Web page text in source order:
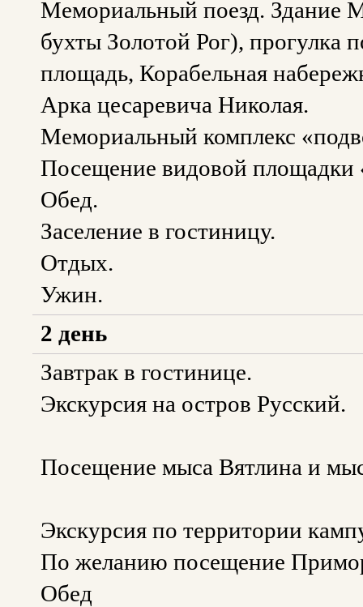
Мемориальный поезд. Здание
бухты Золотой Рог), прогулка
площадь, Корабельная
Арка цесаревича Николая.
Мемориальный комплекс
Посещение видовой площадки
Обед.
Заселение в гостиницу.
Отдых.
Ужин.
2 день
Завтрак в гостинице.
Экскурсия на остров Русский.
Посещение мыса Вятлина и
Экскурсия по территории
По желанию посещение
Обед